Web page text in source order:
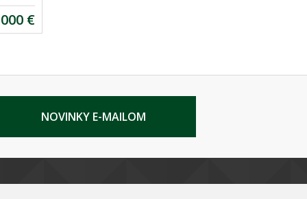
€
NOVINKY E-MAILOM